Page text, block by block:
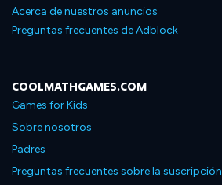
Acerca de nuestros anuncios
Preguntas frecuentes de Adblock
COOLMATHGAMES.COM
Games for Kids
Sobre nosotros
Padres
Preguntas frecuentes sobre la suscripción